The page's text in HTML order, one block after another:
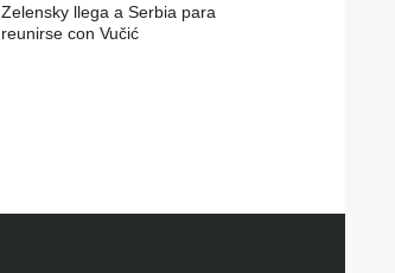
Zelensky llega a Serbia para
reunirse con Vučić